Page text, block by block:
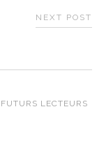
NEXT POST
LECTEURS